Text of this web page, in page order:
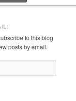
to this blog
posts by email.